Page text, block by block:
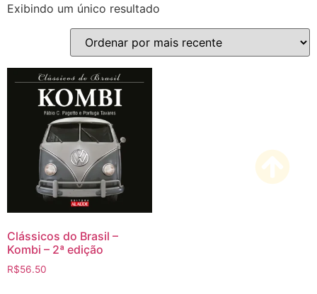
Exibindo um único resultado
Clássicos do Brasil –
Kombi – 2ª edição
R$56.50